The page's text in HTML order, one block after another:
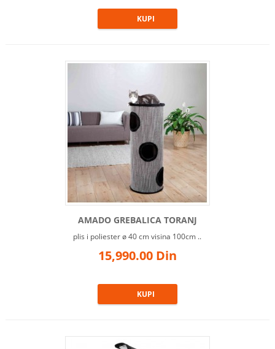
AMADO GREBALICA TORANJ
plis i poliester ø 40 cm visina 100cm ..
15,990.00 Din